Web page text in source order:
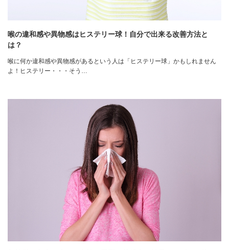
喉の違和感や異物感はヒステリー球！自分で出来る改善方法と
は？
喉に何か違和感や異物感があるという人は「ヒステリー球」かもしれません
よ！ヒステリー・・・そう…